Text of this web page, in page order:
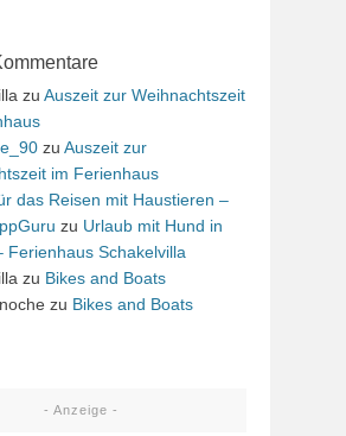
zu Auszeit zur Weihnachtszeit
zu Auszeit zur
im Ferienhaus
das Reisen mit Haustieren –
zu Urlaub mit Hund in
Ferienhaus Schakelvilla
zu Bikes and Boats
zu Bikes and Boats
- Anzeige -